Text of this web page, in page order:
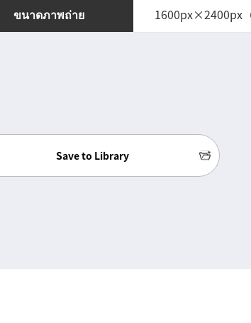
ขนาดภาพถ่าย 1600px×2400px（
Save to Library